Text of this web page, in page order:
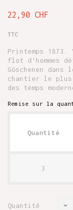
22,90 CHF
TTC
Printemps 1873.
flot d’hommes
Göschenen
chantier le
des temps
Remise sur la
Quantité
3
Quantité